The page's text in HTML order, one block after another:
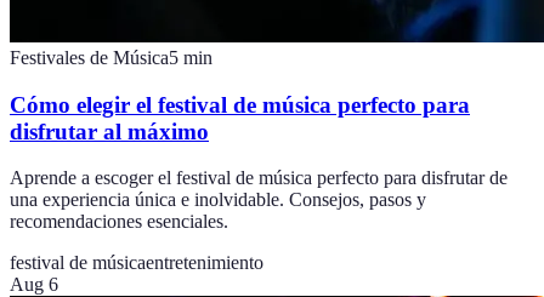
Festivales de Música5 min
Cómo elegir el festival de música perfecto para
disfrutar al máximo
Aprende a escoger el festival de música perfecto para disfrutar de
una experiencia única e inolvidable. Consejos, pasos y
recomendaciones esenciales.
festival de músicaentretenimiento
Aug 6